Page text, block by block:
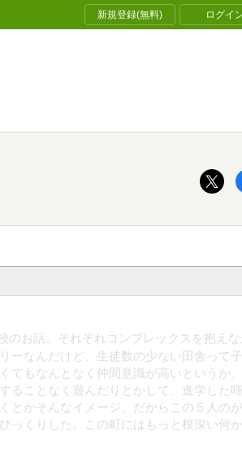
新規登録(無料) ログイ
のお話。それぞれコンプレックスを抱え
ーなんだけど、生徒数の少ない田舎って
てもなんとなく仲間意識が高いというか
ることなく遊んだりとかして、進学した
とかそんなイメージ。だからこの５人の
っくりした。この町にはもっと根深い何